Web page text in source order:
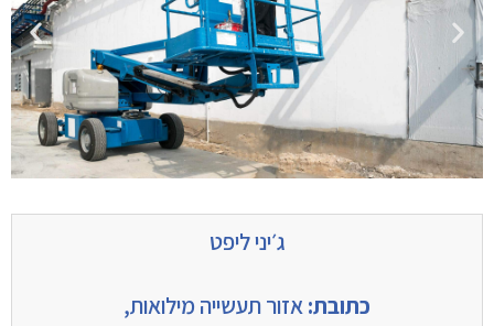
ג׳יני ליפט
כתובת:אזור תעשייה מילואות,